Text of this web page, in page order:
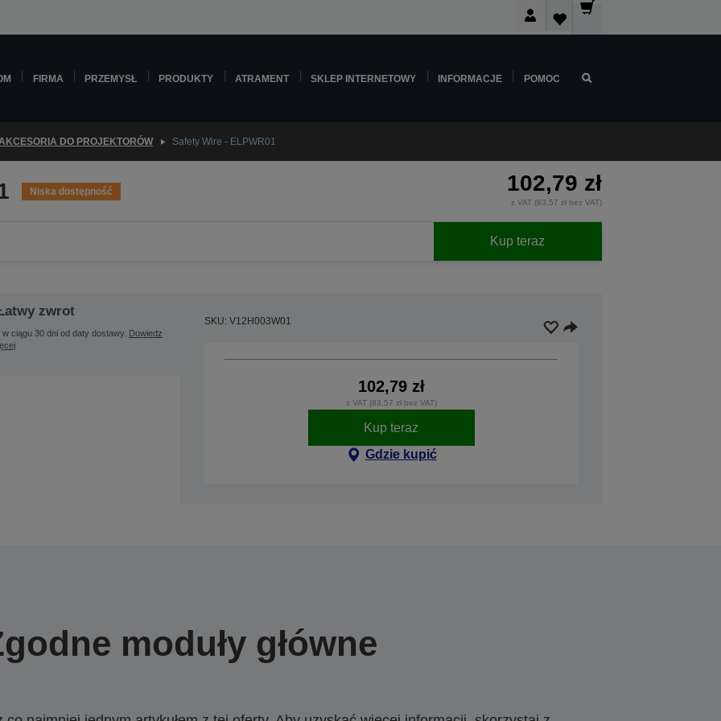
FIRMA PRZEMYSŁ PRODUKTY ATRAMENT SKLEP INTERNETOWY INFORMACJE POMOC
DO PROJEKTORÓW Safety Wire - ELPWR01
Niska dostępność 102,79 zł
z VAT (83,57 zł bez VAT)
Kup teraz
zwrot
w ciągu 30 dni od daty dostawy. Dowiedz
SKU: V12H003W01
102,79 zł
z VAT (83,57 zł bez VAT)
Kup teraz
Gdzie kupić
moduły główne